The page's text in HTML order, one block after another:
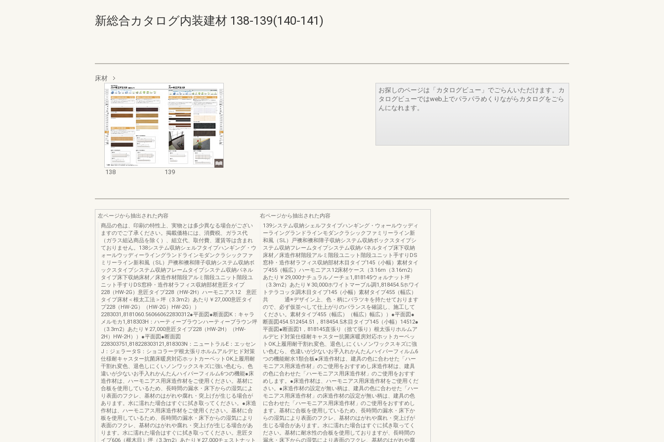
新総合カタログ内装建材 138-139(140-141)
床材
138 139
お探しのページは「カタログビュー」でごらんいただけます。カ
タログビューではweb上でパラパラめくりながらカタログをごら
んになれます。
左ページから抽出された内容
商品の色は、印刷の特性上、実物とは多少異なる場合がござい
ますのでご了承ください。掲載価格には、消費税、ガラス代
（ガラス組込商品を除く）、組立代、取付費、運賃等は含まれ
ておりません。138システム収納シェルフタイプハンギング・ウ
ォールウッディーライングランドラインモダンクラシックファ
ミリーライン新和風（SL）戸襖和襖和障子収納システム収納ボ
ックスタイプシステム収納フレームタイプシステム収納パネル
タイプ床下収納床材／床造作材階段アルミ階段ユニット階段ユ
ニット手すりDS窓枠・造作材ラフィス収納部材意匠タイプ
228（HW-2G）意匠タイプ228（HW-2H）ハーモニアス12 意匠
タイプ床材＜根太工法＞坪（3.3m2）あたり￥27,000意匠タイ
プ228（HW-2G）（HW-2G）HW-2G））
2283031,8181060.560660622830312●平面図●断面図K：キャラ
メルモカ1,818303H：ハーティーブラウンハーティーブラウン坪
（3.3m2）あたり￥27,000意匠タイプ228（HW-2H）（HW-
2H）HW-2H））●平面図●断面図
228303751,818228303121,818303N：ニュートラルE：エッセン
J：ジェラータS：ショコラーデ根太張りホルムアルデヒド対策
仕様耐キャスター抗菌床暖房対応ホットカーペットOK上履用耐
干割れ変色、退色しにくいノンワックスキズに強い色むら、色
違いが少ないお手入れかんたんハイパーフィルム6つの機能●床
造作材は、ハーモニアス用床造作材をご使用ください。基材に
合板を使用しているため、長時間の漏水・床下からの湿気によ
り表面のフクレ、基材のはがれや腐れ・突上げが生じる場合が
あります。水に濡れた場合はすぐに拭き取ってください。●床造
作材は、ハーモニアス用床造作材をご使用ください。基材に合
板を使用しているため、長時間の漏水・床下からの湿気により
表面のフクレ、基材のはがれや腐れ・突上げが生じる場合があ
ります。水に濡れた場合はすぐに拭き取ってください。意匠タ
イプ606（横木目）坪（3.3m2）あたり￥27,000チェストナット
右ページから抽出された内容
139システム収納シェルフタイプハンギング・ウォールウッディ
ーライングランドラインモダンクラシックファミリーライン新
和風（SL）戸襖和襖和障子収納システム収納ボックスタイプシ
ステム収納フレームタイプシステム収納パネルタイプ床下収納
床材／床造作材階段アルミ階段ユニット階段ユニット手すりDS
窓枠・造作材ラフィス収納部材木目タイプ145（小幅）素材タイ
プ455（幅広）ハーモニアス12床材ケース（3.16m（3.16m2）
あたり￥29,000ナチュラルノーチェ1,818145ウォルナット坪
（3.3m2）あたり￥30,000ホワイトマーブル調1,818454.5ホワイ
トテラコッタ調木目タイプ145（小幅）素材タイプ455（幅広）
共 通※デザイン上、色・柄にバラツキを持たせております
ので、必ず仮並べして仕上がりのバランスを確認し、施工して
ください。素材タイプ455（幅広）（幅広）幅広））●平面図●
断面図454.512454.51，818454.5木目タイプ145（小幅）14512●
平面図●断面図1，818145直張り（捨て張り）根太張りホルムア
ルデヒド対策仕様耐キャスター抗菌床暖房対応ホットカーペッ
トOK上履用耐干割れ変色、退色しにくいノンワックスキズに強
い色むら、色違いが少ないお手入れかんたんハイパーフィルム6
つの機能耐水1類合板●床造作材は、建具の色に合わせた「ハー
モニアス用床造作材」のご使用をおすすめし床造作材は、建具
の色に合わせた「ハーモニアス用床造作材」のご使用をおすす
めします。●床造作材は、ハーモニアス用床造作材をご使用くだ
さい。●床造作材の設定が無い柄は、建具の色に合わせた「ハー
モニアス用床造作材」の床造作材の設定が無い柄は、建具の色
に合わせた「ハーモニアス用床造作材」のご使用をおすすめし
ます。基材に合板を使用しているため、長時間の漏水・床下か
らの湿気により表面のフクレ、基材のはがれや腐れ・突上げが
生じる場合があります。水に濡れた場合はすぐに拭き取ってく
ださい。基材に耐水性の合板を使用しておりますが、長時間の
漏水・床下からの湿気により表面のフクレ、基材のはがれや腐